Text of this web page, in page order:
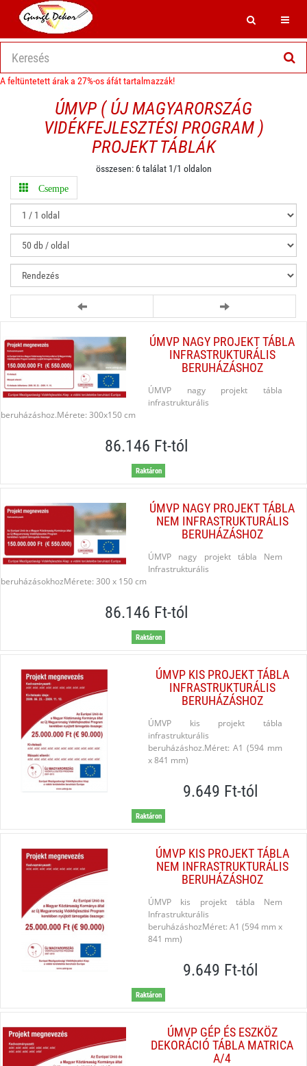
Search
A feltüntetett árak a 27%-os áfát tartalmazzák!
ÚMVP ( ÚJ MAGYARORSZÁG
VIDÉKFEJLESZTÉSI PROGRAM )
PROJEKT TÁBLÁK
összesen: 6 találat 1/1 oldalon
Csempe
ÚMVP NAGY PROJEKT TÁBLA
INFRASTRUKTURÁLIS
BERUHÁZÁSHOZ
ÚMVP nagy projekt tábla
infrastrukturális
beruházáshoz.Mérete: 300x150 cm
86.146 Ft-tól
Raktáron
ÚMVP NAGY PROJEKT TÁBLA
NEM INFRASTRUKTURÁLIS
BERUHÁZÁSHOZ
ÚMVP nagy projekt tábla Nem
Infrastrukturális
beruházásokhozMérete: 300 x 150 cm
86.146 Ft-tól
Raktáron
ÚMVP KIS PROJEKT TÁBLA
INFRASTRUKTURÁLIS
BERUHÁZÁSHOZ
ÚMVP kis projekt tábla
infrastrukturális
beruházáshoz.Méret: A1 (594 mm
x 841 mm)
9.649 Ft-tól
Raktáron
ÚMVP KIS PROJEKT TÁBLA
NEM INFRASTRUKTURÁLIS
BERUHÁZÁSHOZ
ÚMVP kis projekt tábla Nem
Infrastrukturális
beruházáshozMéret: A1 (594 mm x
841 mm)
9.649 Ft-tól
Raktáron
ÚMVP GÉP ÉS ESZKÖZ
DEKORÁCIÓ TÁBLA MATRICA
A/4